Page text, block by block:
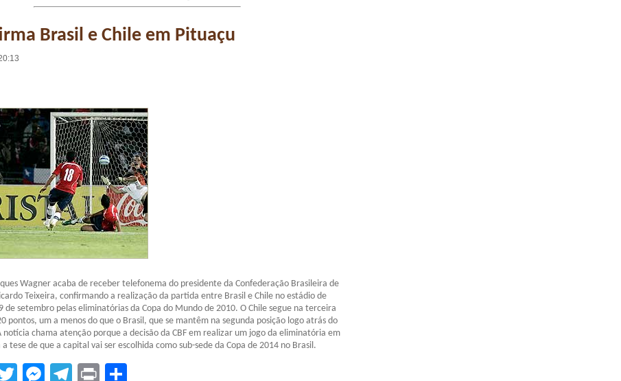
Brasil e Chile em Pituaçu
Wagner acaba de receber telefonema do presidente da Confederação Brasileira de
Teixeira, confirmando a realização da partida entre Brasil e Chile no estádio de
de setembro pelas eliminatórias da Copa do Mundo de 2010. O Chile segue na terceira
pontos, um a menos do que o Brasil, que se mantêm na segunda posição logo atrás do
notícia chama atenção porque a decisão da CBF em realizar um jogo da eliminatória em
tese de que a capital vai ser escolhida como sub-sede da Copa de 2014 no Brasil.
TwitterMessenger
Telegram
Print